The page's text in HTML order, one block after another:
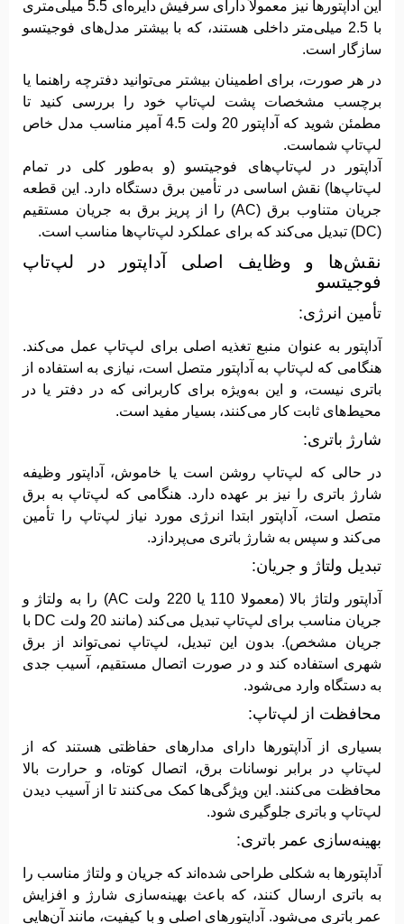
این آداپتورها نیز معمولاً دارای سرفیش دایره‌ای 5.5 میلی‌متری
با 2.5 میلی‌متر داخلی هستند، که با بیشتر مدل‌های فوجیتسو
سازگار است.
در هر صورت، برای اطمینان بیشتر می‌توانید دفترچه راهنما یا
برچسب مشخصات پشت لپ‌تاپ خود را بررسی کنید تا
مطمئن شوید که آداپتور 20 ولت 4.5 آمپر مناسب مدل خاص
لپ‌تاپ شماست.
آداپتور در لپ‌تاپ‌های فوجیتسو (و به‌طور کلی در تمام
لپ‌تاپ‌ها) نقش اساسی در تأمین برق دستگاه دارد. این قطعه
جریان متناوب برق (AC) را از پریز برق به جریان مستقیم
(DC) تبدیل می‌کند که برای عملکرد لپ‌تاپ‌ها مناسب است.
نقش‌ها و وظایف اصلی آداپتور در لپ‌تاپ
فوجیتسو
تأمین انرژی:
آداپتور به عنوان منبع تغذیه اصلی برای لپ‌تاپ عمل می‌کند.
هنگامی که لپ‌تاپ به آداپتور متصل است، نیازی به استفاده از
باتری نیست، و این به‌ویژه برای کاربرانی که در دفتر یا در
محیط‌های ثابت کار می‌کنند، بسیار مفید است.
شارژ باتری:
در حالی که لپ‌تاپ روشن است یا خاموش، آداپتور وظیفه
شارژ باتری را نیز بر عهده دارد. هنگامی که لپ‌تاپ به برق
متصل است، آداپتور ابتدا انرژی مورد نیاز لپ‌تاپ را تأمین
می‌کند و سپس به شارژ باتری می‌پردازد.
تبدیل ولتاژ و جریان:
آداپتور ولتاژ بالا (معمولا 110 یا 220 ولت AC) را به ولتاژ و
جریان مناسب برای لپ‌تاپ تبدیل می‌کند (مانند 20 ولت DC با
جریان مشخص). بدون این تبدیل، لپ‌تاپ نمی‌تواند از برق
شهری استفاده کند و در صورت اتصال مستقیم، آسیب جدی
به دستگاه وارد می‌شود.
محافظت از لپ‌تاپ:
بسیاری از آداپتورها دارای مدارهای حفاظتی هستند که از
لپ‌تاپ در برابر نوسانات برق، اتصال کوتاه، و حرارت بالا
محافظت می‌کنند. این ویژگی‌ها کمک می‌کنند تا از آسیب دیدن
لپ‌تاپ و باتری جلوگیری شود.
بهینه‌سازی عمر باتری:
آداپتورها به شکلی طراحی شده‌اند که جریان و ولتاژ مناسب را
به باتری ارسال کنند، که باعث بهینه‌سازی شارژ و افزایش
عمر باتری می‌شود. آداپتورهای اصلی و با کیفیت، مانند آن‌هایی